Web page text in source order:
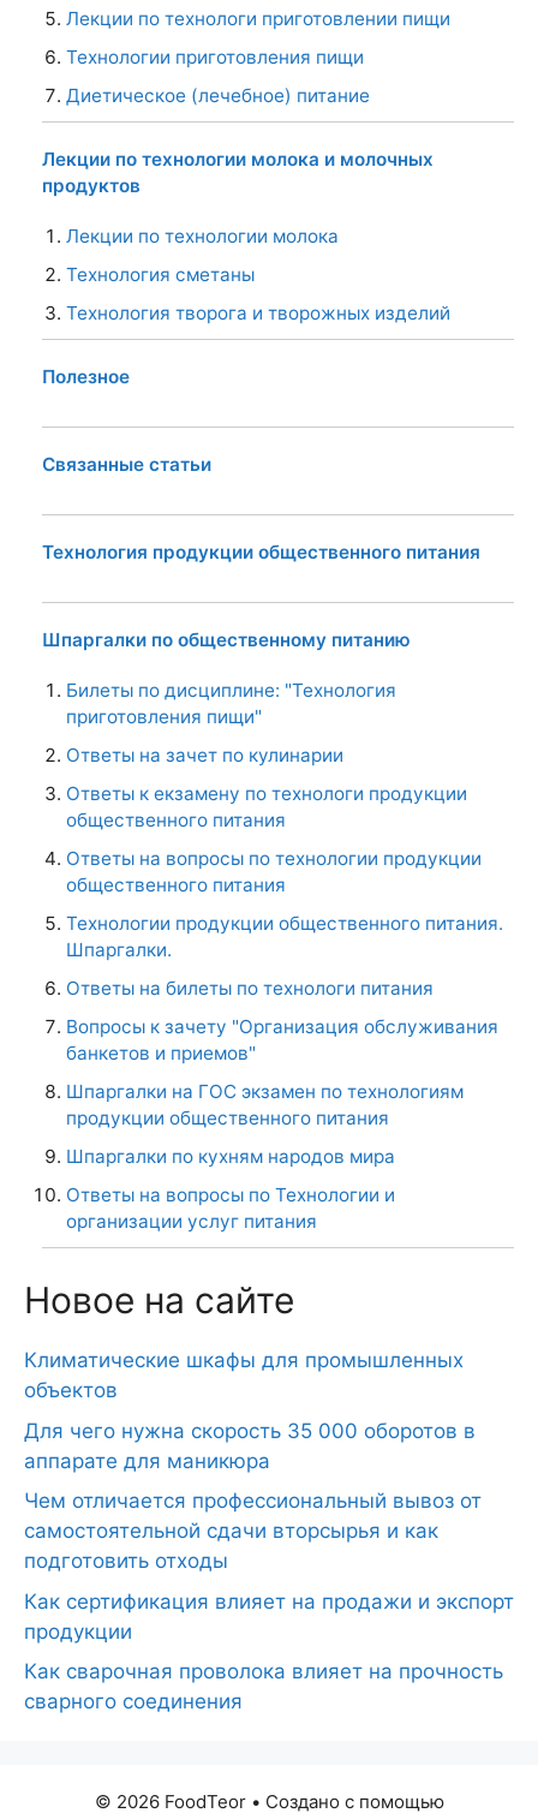
Лекции по технологи приготовлении пищи
Технологии приготовления пищи
Диетическое (лечебное) питание
Лекции по технологии молока и молочных
продуктов
Лекции по технологии молока
Технология сметаны
Технология творога и творожных изделий
Полезное
Связанные статьи
Технология продукции общественного питания
Шпаргалки по общественному питанию
Билеты по дисциплине: "Технология
приготовления пищи"
Ответы на зачет по кулинарии
Ответы к екзамену по технологи продукции
общественного питания
Ответы на вопросы по технологии продукции
общественного питания
Технологии продукции общественного питания.
Шпаргалки.
Ответы на билеты по технологи питания
Вопросы к зачету "Организация обслуживания
банкетов и приемов"
Шпаргалки на ГОС экзамен по технологиям
продукции общественного питания
Шпаргалки по кухням народов мира
Ответы на вопросы по Технологии и
организации услуг питания
Новое на сайте
Климатические шкафы для промышленных
объектов
Для чего нужна скорость 35 000 оборотов в
аппарате для маникюра
Чем отличается профессиональный вывоз от
самостоятельной сдачи вторсырья и как
подготовить отходы
Как сертификация влияет на продажи и экспорт
продукции
Как сварочная проволока влияет на прочность
сварного соединения
© 2026 FoodTeor• Создано с помощью